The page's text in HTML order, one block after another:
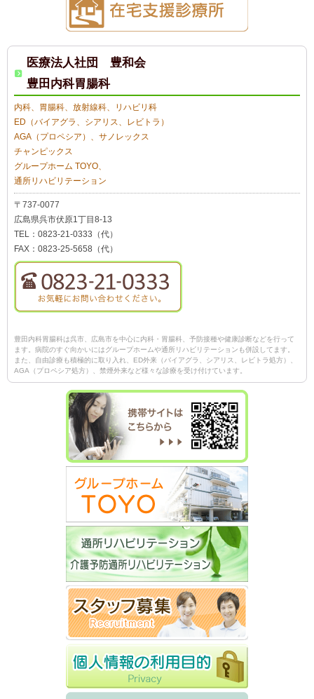
医療法人社団 豊和会
豊田内科胃腸科
内科、胃腸科、放射線科、リハビリ科
ED（バイアグラ、シアリス、レビトラ）
AGA（プロペシア）、サノレックス
チャンピックス
グループホーム TOYO、
通所リハビリテーション
〒737-0077
広島県呉市伏原1丁目8-13
TEL：0823-21-0333（代）
FAX：0823-25-5658（代）
豊田内科胃腸科は呉市、広島市を中心に内科・胃腸科、予防接種や健康診断などを行って
ます。病院のすぐ向かいにはグループホームや通所リハビリテーションも併設してます。
また、自由診療も積極的に取り入れ、ED外来（バイアグラ、シアリス、レビトラ処方）、
AGA（プロペシア処方）、禁煙外来など様々な診療を受け付けています。